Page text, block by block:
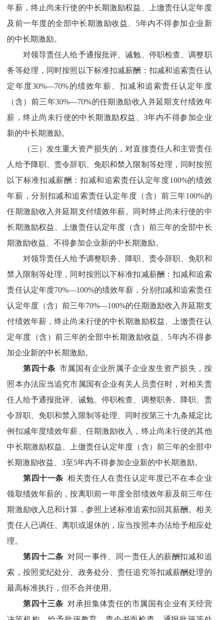
年薪，终止尚未行使的中长期激励权益、上缴责任认定年度
及 前一年度的全部中长期激励收益、 5年内不得参加企业新
的中长期激励。
对领导责任人给予通报批评、诫勉、停职检查、调整职
务等处理，同时按照以下标准扣减薪酬：扣减和追索责任认
定年度30%—70%的绩效年薪、扣减和追索责任认定年度
（含）前三年30%—70%的任期激励收入并延期支付绩效年
薪，终止尚未行使的中长期激励权益、 3年内不得参加企业
新的中长期激励。
（三）发生重大资产损失的，对直接责任人和主管责任
人给予降职、责令辞职、免职和禁入限制等处理，同时按照
以下标准扣减薪酬： 扣减和追索责任认定年度100%的绩效
年薪，分别扣减和追索责任认定年度（含）前三年100%的
任期激励收入并延期支付绩效年薪。 同时终止尚未行使的中
长期激励权益、上缴责任认定年度 （含）前三年的全部中长
期激励收益、不得参加企业新的中长期激励。
对领导责任人给予调整职务 降职、 责令辞职、免职和
禁入限制等处理，同时按照以下标准扣减薪酬：扣减和追索
责任认定年度70%—100%的绩效年薪，分别扣减和追索责任
认定年度（含）前三年70%—100%的任期激励收入并延期支
付绩效年薪，终止尚未行使的中长期激励权益、上缴责任认
定年度（含）前三年的全部中长期激励收益、 5年内不得参
加企业新的中长期激励。
第四十条 市属国有企业所属子企业发生资产损失，按
照本办法应当追究市属国有企业有关人员责任时，对相关责
任人给予通报批评、诫勉、停职检查 调整职务 降职、 责
令辞职、免职和禁入限制等处理、 同时按第三十九条规定比
例扣减年度绩效年薪、任期激励收入，终止尚未行使的其他
中长期激励权益、上缴责任认定年度（含）前三年的全部中
长期激励收益、3至5年内不得参加企业新的中长期激励。
第四十一条 相关责任人在责任认定年度已不在本企业
领取绩效年薪的，按离职前一年度全部绩效年薪及前三年任
期激励收入总和计算，参照上述标准追索扣回其薪酬。相关
责任人已调任、离职或退休的，应当按照本办法给予相应处
理。
第四十二条 对同一事件、同一责任人的薪酬扣减和追
索，按照党纪处分、政务处分、责任追究等扣减薪酬处理的
最高标准执行，但不合并使用。
第四十三条 对承担集体责任的市属国有企业有关经营